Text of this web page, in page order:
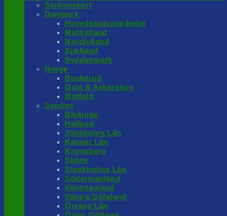
Stationskort
Danmark
Hovedstadsområedet
Midtjylland
Nordjylland
Sjælland
Syddanmark
Norge
Buskerud
Oslo & Askershus
Østfold
Sverige
Blekinge
Halland
Jönköping Län
Kalmar Län
Kronoberg
Skåne
Stockholms Län
Södermanland
Västmanland
Västra Götaland
Örebro Län